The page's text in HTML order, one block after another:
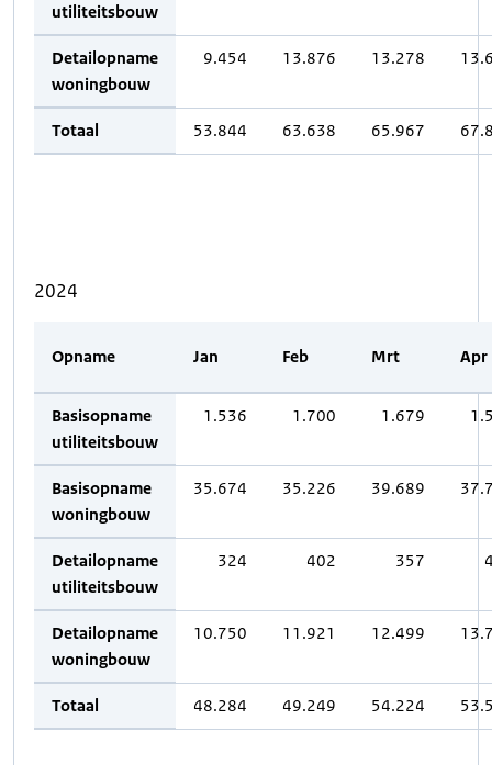
utiliteitsbouw
Detailopname
woningbouw
9.454 13.876 13.278
Totaal 53.844 63.638 65.967
2024
Opname Jan Feb Mrt Apr
Basisopname
utiliteitsbouw
1.536 1.700 1.679
Basisopname
woningbouw
35.674 35.226 39.689
Detailopname
utiliteitsbouw
324 402 357
Detailopname
woningbouw
10.750 11.921 12.499
Totaal 48.284 49.249 54.224